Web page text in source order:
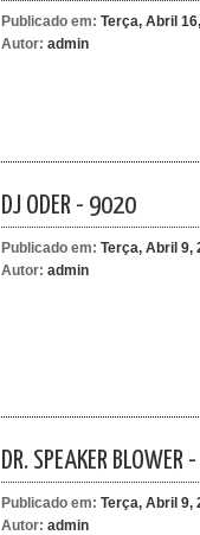
Publicado em: Terça, Abril
Autor: admin
DJ ODER - 9020
Publicado em: Terça, Abril 9,
Autor: admin
DR. SPEAKER BLOWER
Publicado em: Terça, Abril 9,
Autor: admin